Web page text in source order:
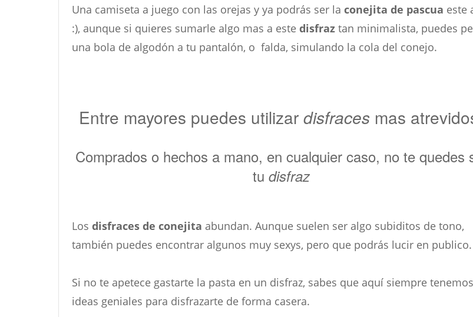
Una camiseta a juego con las orejas y ya podrás ser laconejita de pascua este
:), aunque si quieres sumarle algo mas a estedisfraz tan minimalista, puedes
una bola de algodón a tu pantalón, o falda, simulando la cola del conejo.
Entre mayores puedes utilizar disfraces mas
Comprados o hechos a mano, en cualquier caso, no te quedes
tu disfraz
Losdisfraces de conejita abundan. Aunque suelen ser algo subiditos de tono,
también puedes encontrar algunos muy sexys, pero que podrás lucir en publico.
Si no te apetece gastarte la pasta en un disfraz, sabes que aquí siempre tenemos
ideas geniales para disfrazarte de forma casera.